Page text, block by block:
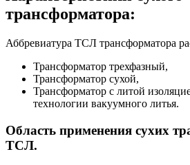
трансформатора:
Аббревиатура ТСЛ трансформатора
Трансформатор трехфазный,
Трансформатор сухой,
Трансформатор с литой
технологии вакуумного литья.
Область применения сухих
ТСЛ.